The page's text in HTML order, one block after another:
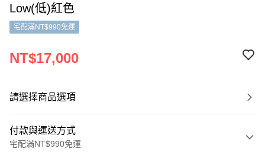
Low(低)紅色
宅配滿NT$990免運
NT$17,000
請選擇商品選項
付款與運送方式
宅配滿NT$990免運